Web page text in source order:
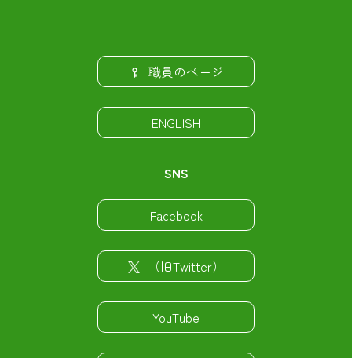
職員のページ
ENGLISH
SNS
Facebook
（旧Twitter）
YouTube